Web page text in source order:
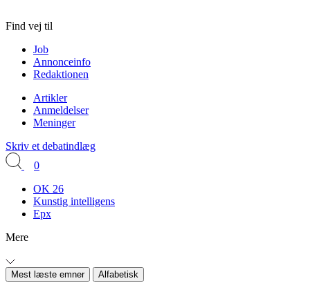
Find vej til
Job
Annonceinfo
Redaktionen
Artikler
Anmeldelser
Meninger
Skriv et debatindlæg
0
OK 26
Kunstig intelligens
Epx
Mere
Mest læste emner Alfabetisk